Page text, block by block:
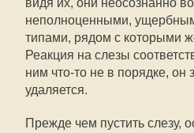
видя их, они неосознанно
неполноценными,
типами, рядом с которыми
Реакция на слезы
ним что-то не в порядке, он
удаляется.
Прежде чем пустить слезу,